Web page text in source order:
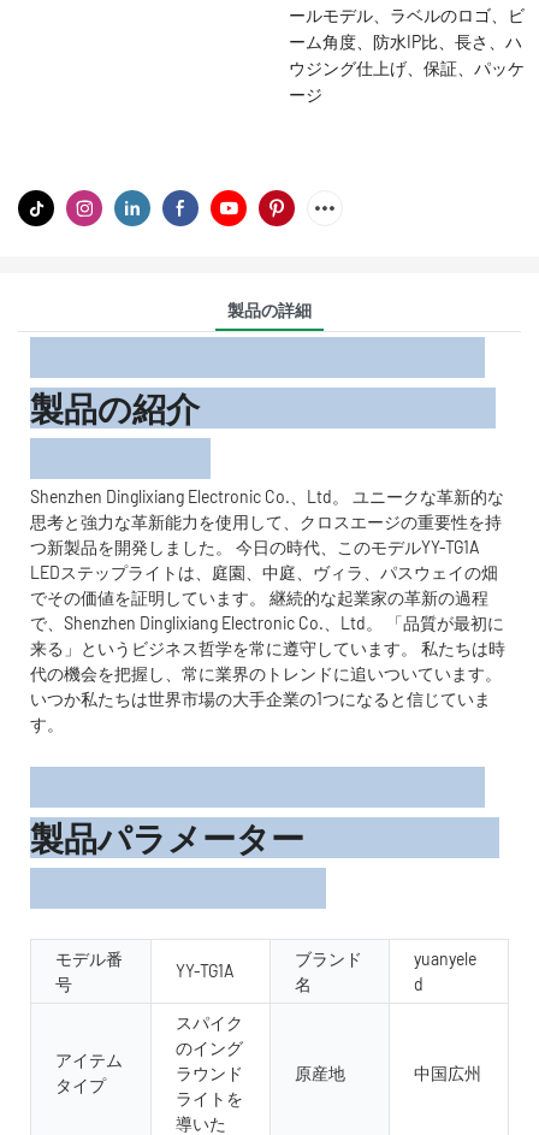
ールモデル、ラベルのロゴ、ビ
ーム角度、防水IP比、長さ、ハ
ウジング仕上げ、保証、パッケ
ージ
製品の詳細
製品の紹介
Shenzhen Dinglixiang Electronic Co.、Ltd。 ユニークな革新的な
思考と強力な革新能力を使用して、クロスエージの重要性を持
つ新製品を開発しました。 今日の時代、このモデルYY-TG1A
LEDステップライトは、庭園、中庭、ヴィラ、パスウェイの畑
でその価値を証明しています。 継続的な起業家の革新の過程
で、Shenzhen Dinglixiang Electronic Co.、Ltd。 「品質が最初に
来る」というビジネス哲学を常に遵守しています。 私たちは時
代の機会を把握し、常に業界のトレンドに追いついています。
いつか私たちは世界市場の大手企業の1つになると信じていま
す。
製品パラメーター
モデル番
号
YY-TG1A
ブランド
名
yuanyele
d
アイテム
タイプ
スパイク
のイング
ラウンド
ライトを
導いた
原産地 中国広州